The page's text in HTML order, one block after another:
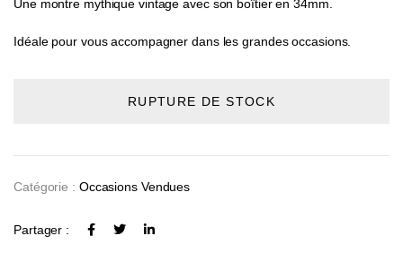
Une montre mythique vintage avec son boîtier en 34mm.
Idéale pour vous accompagner dans les grandes occasions.
RUPTURE DE STOCK
Catégorie : Occasions Vendues
Partager :